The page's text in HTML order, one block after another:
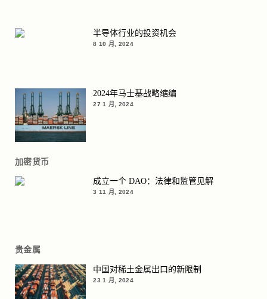
半导体行业的投资机会
8 10 月, 2024
2024年马士基战略缩编
27 1 月, 2024
加密货币
成立一个 DAO：法律和监管见解
3 11 月, 2024
贵金属
中国对稀土金属出口的新限制
23 1 月, 2024